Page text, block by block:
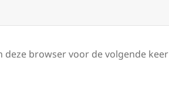
deze browser voor de volgende keer